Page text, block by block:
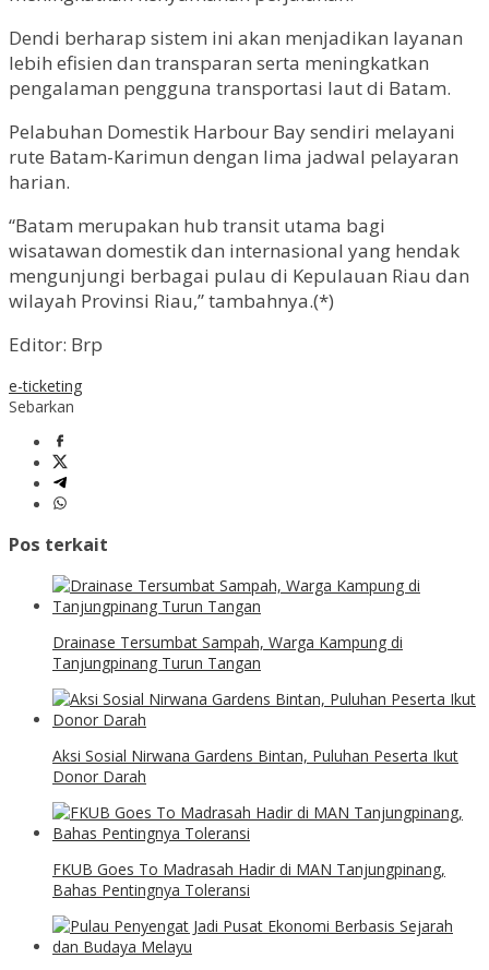
Dendi berharap sistem ini akan menjadikan layanan
lebih efisien dan transparan serta meningkatkan
pengalaman pengguna transportasi laut di Batam.
Pelabuhan Domestik Harbour Bay sendiri melayani
rute Batam-Karimun dengan lima jadwal pelayaran
harian.
“Batam merupakan hub transit utama bagi
wisatawan domestik dan internasional yang hendak
mengunjungi berbagai pulau di Kepulauan Riau dan
wilayah Provinsi Riau,” tambahnya.(*)
Editor: Brp
e-ticketing
Sebarkan
Pos terkait
Drainase Tersumbat Sampah, Warga Kampung di
Tanjungpinang Turun Tangan
Aksi Sosial Nirwana Gardens Bintan, Puluhan Peserta Ikut
Donor Darah
FKUB Goes To Madrasah Hadir di MAN Tanjungpinang,
Bahas Pentingnya Toleransi